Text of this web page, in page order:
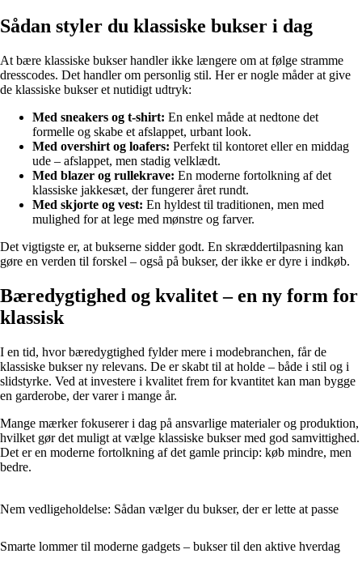
Sådan styler du klassiske bukser i dag
At bære klassiske bukser handler ikke længere om at følge stramme
dresscodes. Det handler om personlig stil. Her er nogle måder at give
de klassiske bukser et nutidigt udtryk:
Med sneakers og t-shirt: En enkel måde at nedtone det
formelle og skabe et afslappet, urbant look.
Med overshirt og loafers: Perfekt til kontoret eller en middag
ude – afslappet, men stadig velklædt.
Med blazer og rullekrave: En moderne fortolkning af det
klassiske jakkesæt, der fungerer året rundt.
Med skjorte og vest: En hyldest til traditionen, men med
mulighed for at lege med mønstre og farver.
Det vigtigste er, at bukserne sidder godt. En skræddertilpasning kan
gøre en verden til forskel – også på bukser, der ikke er dyre i indkøb.
Bæredygtighed og kvalitet – en ny form for
klassisk
I en tid, hvor bæredygtighed fylder mere i modebranchen, får de
klassiske bukser ny relevans. De er skabt til at holde – både i stil og i
slidstyrke. Ved at investere i kvalitet frem for kvantitet kan man bygge
en garderobe, der varer i mange år.
Mange mærker fokuserer i dag på ansvarlige materialer og produktion,
hvilket gør det muligt at vælge klassiske bukser med god samvittighed.
Det er en moderne fortolkning af det gamle princip: køb mindre, men
bedre.
Nem vedligeholdelse: Sådan vælger du bukser, der er lette at passe
Smarte lommer til moderne gadgets – bukser til den aktive hverdag